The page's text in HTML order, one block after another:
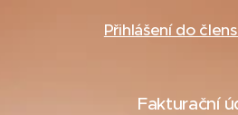
Přihlášení do
Fakturační